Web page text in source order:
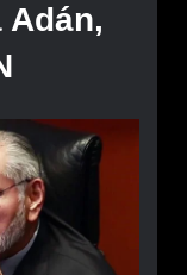
Adán,